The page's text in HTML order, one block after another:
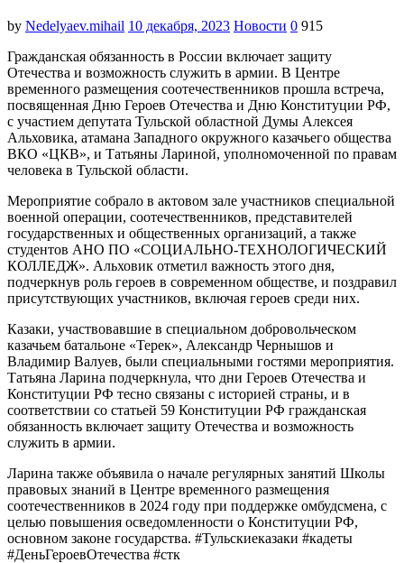
by Nedelyaev.mihail 10 декабря, 2023 Новости 0 915
Гражданская обязанность в России включает защиту
Отечества и возможность служить в армии. В Центре
временного размещения соотечественников прошла встреча,
посвященная Дню Героев Отечества и Дню Конституции РФ,
с участием депутата Тульской областной Думы Алексея
Альховика, атамана Западного окружного казачьего общества
ВКО «ЦКВ», и Татьяны Лариной, уполномоченной по правам
человека в Тульской области.
Мероприятие собрало в актовом зале участников специальной
военной операции, соотечественников, представителей
государственных и общественных организаций, а также
студентов АНО ПО «СОЦИАЛЬНО-ТЕХНОЛОГИЧЕСКИЙ
КОЛЛЕДЖ». Альховик отметил важность этого дня,
подчеркнув роль героев в современном обществе, и поздравил
присутствующих участников, включая героев среди них.
Казаки, участвовавшие в специальном добровольческом
казачьем батальоне «Терек», Александр Чернышов и
Владимир Валуев, были специальными гостями мероприятия.
Татьяна Ларина подчеркнула, что дни Героев Отечества и
Конституции РФ тесно связаны с историей страны, и в
соответствии со статьей 59 Конституции РФ гражданская
обязанность включает защиту Отечества и возможность
служить в армии.
Ларина также объявила о начале регулярных занятий Школы
правовых знаний в Центре временного размещения
соотечественников в 2024 году при поддержке омбудсмена, с
целью повышения осведомленности о Конституции РФ,
основном законе государства. #Тульскиеказаки #кадеты
#ДеньГероевОтечества #стк